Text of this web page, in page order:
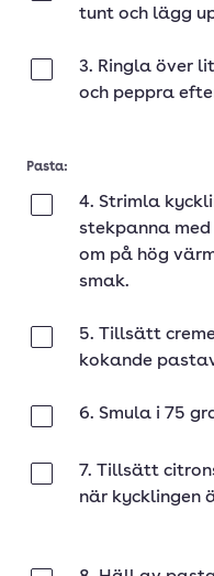
tunt och lägg
3. Ringla över
och peppra
Pasta:
4. Strimla
stekpanna
om på hög
smak.
5. Tillsätt
kokande
6. Smula i 75
7. Tillsätt
när kycklingen